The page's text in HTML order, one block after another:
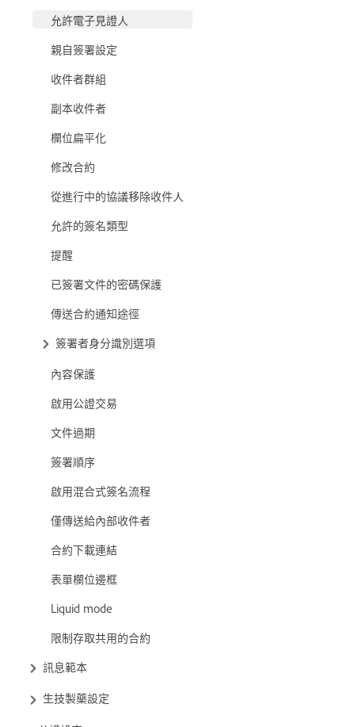
允許電子見證人
親自簽署設定
收件者群組
副本收件者
欄位扁平化
修改合約
從進行中的協議移除收件人
允許的簽名類型
提醒
已簽署文件的密碼保護
傳送合約通知途徑
簽署者身分識別選項
內容保護
啟用公證交易
文件過期
簽署順序
啟用混合式簽名流程
僅傳送給內部收件者
合約下載連結
表單欄位邊框
Liquid mode
限制存取共用的合約
訊息範本
生技製藥設定